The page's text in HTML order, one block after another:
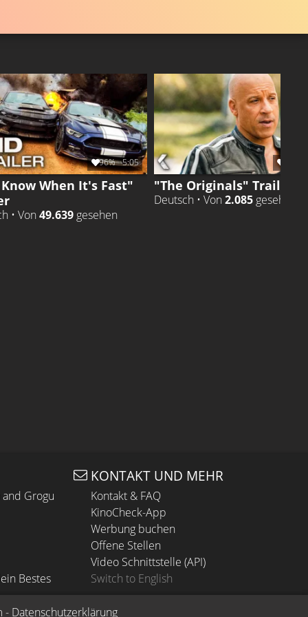
96% 5:05
When It's Fast"
• Von 49.639 gesehen
"The Originals" Trailer
Deutsch • Von 2.085 gesehen
Grogu
Bestes
KONTAKT UND MEHR
Kontakt & FAQ
KinoCheck-App
Werbung buchen
Offene Stellen
Video Schnittstelle (API)
Switch to English
- Datenschutzerklärung